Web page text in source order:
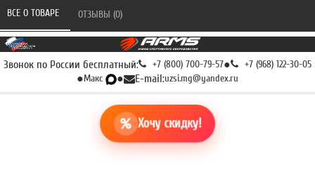
Звонок по России бесплатный: +7 (800) 700-79-57● +7 (968) 122-30-05
●Макс ● E-mail:uzsi.mg@yandex.ru
Хочу скидку!
ВСЕ О ТОВАРЕ ОТЗЫВЫ (0)